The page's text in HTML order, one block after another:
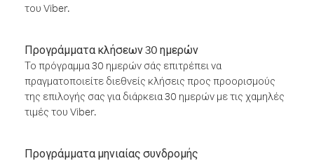
του Viber.
Προγράμματα κλήσεων 30 ημερών
Το πρόγραμμα 30 ημερών σάς επιτρέπει να
πραγματοποιείτε διεθνείς κλήσεις προς προορισμούς
της επιλογής σας για διάρκεια 30 ημερών με τις χαμηλές
τιμές του Viber.
Προγράμματα μηνιαίας συνδρομής